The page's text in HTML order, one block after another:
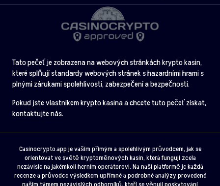
Tato pečeť je zobrazena na webových stránkách krypto kasin,
které splňují standardy webových stránek s hazardními hrami s
plnými zárukami spolehlivosti, zabezpečení a bezpečnosti.
Pokud jste vlastníkem krypto kasina a chcete tuto pečeť získat,
kontaktujte nás.
Casinocrypto.app je vaším přímým a spolehlivým průvodcem, jak se
orientovat ve světě kryptoměnových kasin, která fungují zcela
nezávisle na jakémkoli herním operátorovi. Na naší platformě je každá
recenze a průvodce výsledkem upřímné a podrobné analýzy provedené